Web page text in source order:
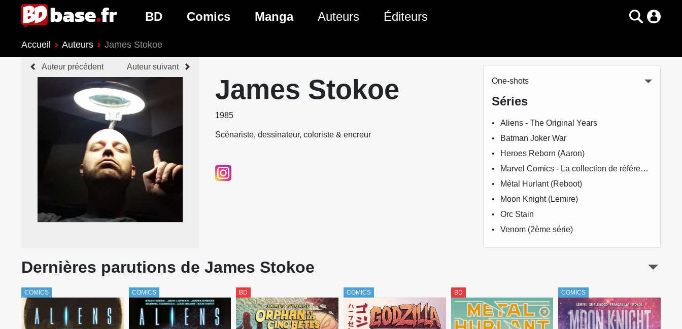
BD
Nouveautés BD
Prochaines sorties BD
Comics
Genres Comics
Manga
Genres Manga
Auteurs Éditeurs
Accueil Auteurs James Stokoe
Auteur précédent Auteur suivant
James Stokoe
1985
Scénariste, dessinateur, coloriste & encreur
One-shots
Séries
Aliens - The Original Years
Batman Joker War
Heroes Reborn (Aaron)
Marvel Comics - La collection de référence
Métal Hurlant (Reboot)
Moon Knight (Lemire)
Orc Stain
Venom (2ème série)
Dernières parutions de James Stokoe
COMICS COMICS BD COMICS BD COMICS